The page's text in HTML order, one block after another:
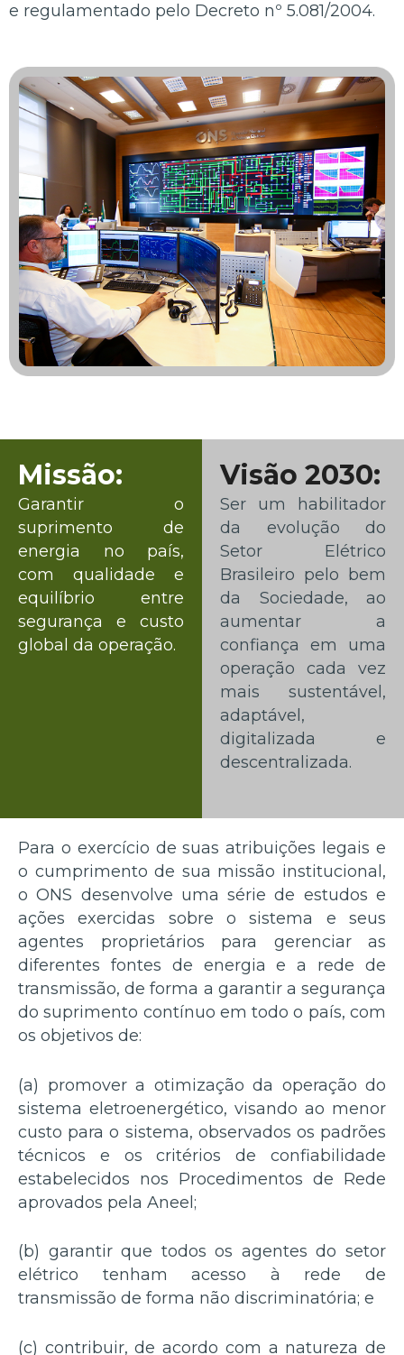
e regulamentado pelo Decreto nº 5.081/2004.
Missão:
Garantir o
suprimento de
energia no país,
com qualidade e
equilíbrio entre
segurança e custo
global da operação.
Visão 2030:
Ser um habilitador
da evolução do
Setor Elétrico
Brasileiro pelo bem
da Sociedade, ao
aumentar a
confiança em uma
operação cada vez
mais sustentável,
adaptável,
digitalizada e
descentralizada.
Para o exercício de suas atribuições legais e
o cumprimento de sua missão institucional,
o ONS desenvolve uma série de estudos e
ações exercidas sobre o sistema e seus
agentes proprietários para gerenciar as
diferentes fontes de energia e a rede de
transmissão, de forma a garantir a segurança
do suprimento contínuo em todo o país, com
os objetivos de:
(a) promover a otimização da operação do
sistema eletroenergético, visando ao menor
custo para o sistema, observados os padrões
técnicos e os critérios de confiabilidade
estabelecidos nos Procedimentos de Rede
aprovados pela Aneel;
(b) garantir que todos os agentes do setor
elétrico tenham acesso à rede de
transmissão de forma não discriminatória; e
(c) contribuir, de acordo com a natureza de